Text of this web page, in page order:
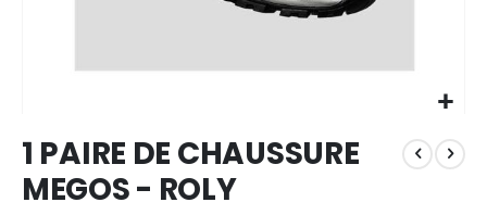
to
the
beginning
1 PAIRE DE CHAUSSURE
MEGOS - ROLY